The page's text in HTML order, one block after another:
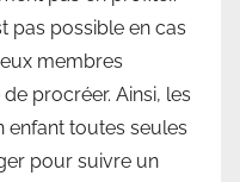
pas possible en cas
membres
procréer. Ainsi, les
toutes seules
pour suivre un